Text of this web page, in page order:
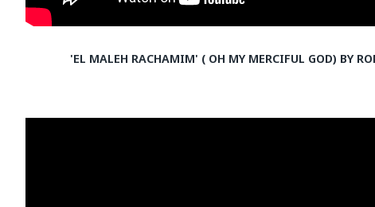
'EL MALEH RACHAMIM' ( OH MY MERCIFUL GOD) BY